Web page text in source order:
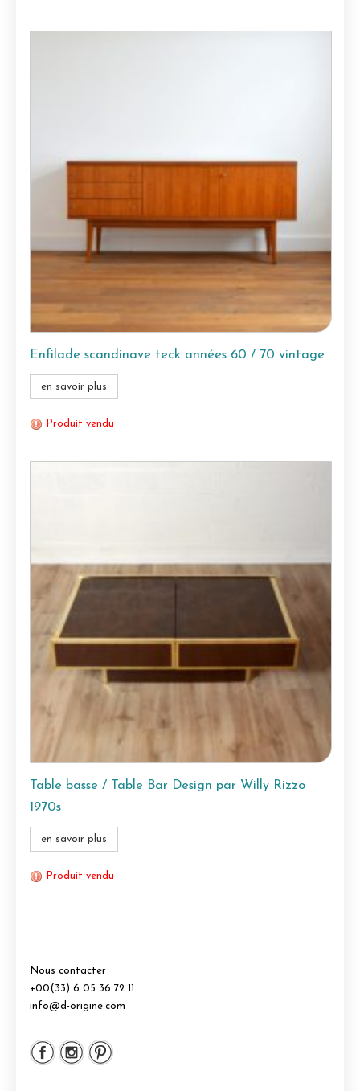
Enfilade scandinave teck années 60 / 70 vintage
en savoir plus
Produit vendu
Table basse / Table Bar Design par Willy Rizzo
1970s
en savoir plus
Produit vendu
Nous contacter
+00(33) 6 05 36 72 11
info@d-origine.com